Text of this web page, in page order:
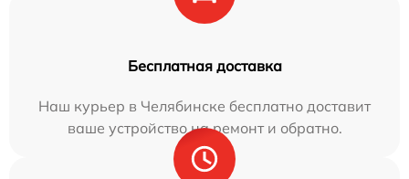
Бесплатная доставка
Наш курьер в Челябинске бесплатно доставит
ваше устройство на ремонт и обратно.